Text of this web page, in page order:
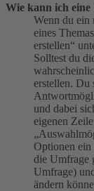
Wie kann ich eine
Wenn du ein
eines
erstellen“
Solltest du
erstellen. Du
und dabei
eigenen
Optionen
die Umfrage
Umfrage)
ändern